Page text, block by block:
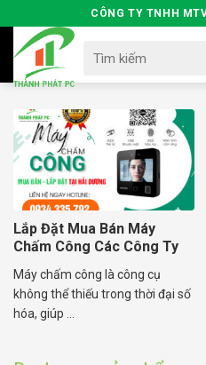
to
content
CÔNG TY TNHH
for:
Lắp Đặt Mua Bán Máy
Chấm Công Các Công Ty
Tại Hải Dương
Máy chấm công là công cụ
không thể thiếu trong thời đại số
hóa, giúp ...